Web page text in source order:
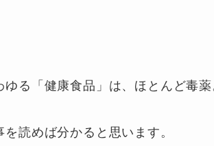
る「健康食品」は、ほとんど毒薬
読めば分かると思います。